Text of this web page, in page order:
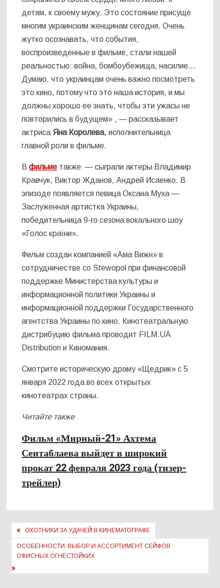
детям, к своему мужу. Это состояние присуще
многим украинским женщинам сегодня. Очень
жутко осознавать, что события,
воспроизведенные в фильме, стали нашей
реальностью: война, бомбоубежища, насилие…
Думаю, что украинцам очень важно посмотреть
это кино, потому что это наша история, и мы
должны хорошо ее знать, чтобы эти ужасы не
повторились в будущем» , — рассказывает
актриса Яна Королева, исполнительница
главной роли в фильме.
Вфильме также — сыграли актеры Владимир
Кравчук, Виктор Жданов, Андрей Исаенко. В
эпизоде появляется певица Оксана Муха —
Заслуженная артистка Украины,
победительница 9-го сезона вокального шоу
«Голос країни».
Фильм создан компанией «Ама Вижн» в
сотрудничестве со Stewopol при финансовой
поддержке Министерства культуры и
информационной политики Украины и
информационной поддержки Государственного
агентства Украины по кино. Кинотеатральную
дистрибуцию фильма проводит FILM.UA
Distribution и Киномания.
Смотрите историческую драму «Щедрик» с 5
января 2022 года во всех открытых
кинотеатрах страны.
Читайте также
Фильм «Мирный-21» Ахтема
Сеитаблаева выйдет в широкий
прокат 22 февраля 2023 года (тизер-
трейлер)
Навигация
по
записям
ОХОТНИКИ ЗА УДАЧЕЙ В КИНЕМАТОГРАФЕ
ОСОБЕННОСТИ, ВЫБОР И АССОРТИМЕНТ СЕЙФОВ
ОФИСНЫХ ОГНЕСТОЙКИХ